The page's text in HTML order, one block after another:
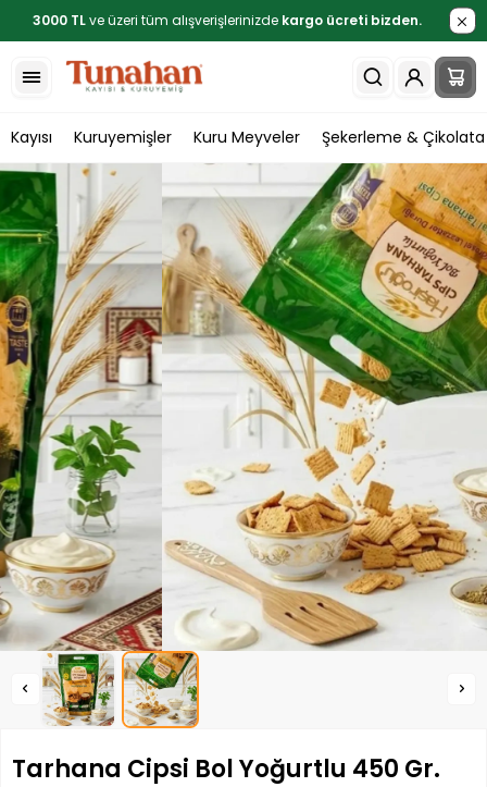
3000 TLve üzeri tüm alışverişlerinizde kargo ücreti bizden.
Kayısı Kuruyemişler Kuru Meyveler Şekerleme & Çikolata
Tarhana Cipsi Bol Yoğurtlu 450 Gr.